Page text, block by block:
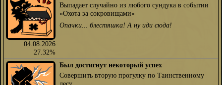
04.08.2026
27.32%
Выпадает случайно из любого сундука в событии
«Охота за сокровищами»
Опачки... блестяшка! А ну иди сюда!
Был достигнут некоторый успех
Совершить вторую прогулку по Таинственному
лесу